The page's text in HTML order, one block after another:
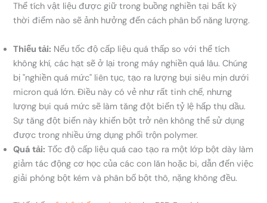
Thể tích vật liệu được giữ trong buồng nghiền tại bất kỳ
thời điểm nào sẽ ảnh hưởng đến cách phân bổ năng lượng.
Thiếu tải: Nếu tốc độ cấp liệu quá thấp so với thể tích
không khí, các hạt sẽ ở lại trong máy nghiền quá lâu. Chúng
bị "nghiền quá mức" liên tục, tạo ra lượng bụi siêu mịn dưới
micron quá lớn. Điều này có vẻ như rất tinh chế, nhưng
lượng bụi quá mức sẽ làm tăng đột biến tỷ lệ hấp thụ dầu.
Sự tăng đột biến này khiến bột trở nên không thể sử dụng
được trong nhiều ứng dụng phối trộn polymer.
Quá tải: Tốc độ cấp liệu quá cao tạo ra một lớp bột dày làm
giảm tác động cơ học của các con lăn hoặc bi, dẫn đến việc
giải phóng bột kém và phân bố bột thô, nặng không đều.